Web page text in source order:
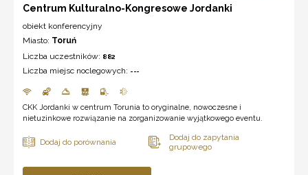
Centrum Kulturalno-Kongresowe Jordanki
obiekt konferencyjny
Miasto: Toruń
Liczba uczestników: 882
Liczba miejsc noclegowych: ---
CKK Jordanki w centrum Torunia to oryginalne, nowoczesne i
nietuzinkowe rozwiązanie na zorganizowanie wyjątkowego eventu.